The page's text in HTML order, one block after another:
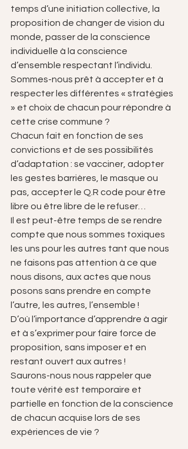
temps d’une initiation collective, la
proposition de changer de vision du
monde, passer de la conscience
individuelle à la conscience
d’ensemble respectant l’individu.
Sommes-nous prêt à accepter et à
respecter les différentes « stratégies
» et choix de chacun pour répondre à
cette crise commune ?
Chacun fait en fonction de ses
convictions et de ses possibilités
d’adaptation : se vacciner, adopter
les gestes barrières, le masque ou
pas, accepter le Q.R code pour être
libre ou être libre de le refuser…
Il est peut-être temps de se rendre
compte que nous sommes toxiques
les uns pour les autres tant que nous
ne faisons pas attention à ce que
nous disons, aux actes que nous
posons sans prendre en compte
l’autre, les autres, l’ensemble !
D’où l’importance d’apprendre à agir
et à s’exprimer pour faire force de
proposition, sans imposer et en
restant ouvert aux autres !
Saurons-nous nous rappeler que
toute vérité est temporaire et
partielle en fonction de la conscience
de chacun acquise lors de ses
expériences de vie ?